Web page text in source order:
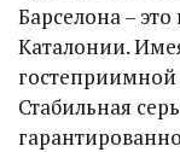
Барселона –
Каталонии.
Стабильная